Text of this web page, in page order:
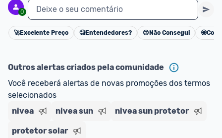
0 Deixe o seu comentário
Cancelar
🚀Excelente Preço 🧐Entendedores? 😢 Não Consegui 🤩
Outros alertas criados pela comunidade
Você receberá alertas de novas promoções dos termos
selecionados
nivea
nivea sun nivea sun protetor
protetor solar